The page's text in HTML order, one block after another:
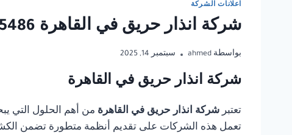
اعلانات الشركة
شركة انذار حريق في القاهرة 01554305486
بواسطة ahmed سبتمبر 14, 2025
شركة انذار حريق في القاهرة
تعتبرشركة انذار حريق في القاهرة من أهم الحلول التي
تعمل هذه الشركات على تقديم أنظمة متطورة تضمن